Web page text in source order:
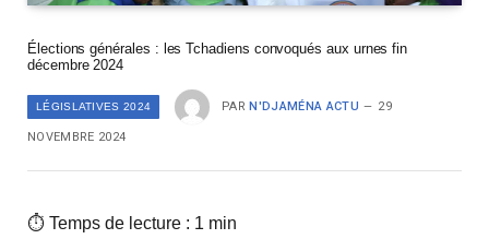
Élections générales : les Tchadiens convoqués aux urnes fin
décembre 2024
LÉGISLATIVES 2024 PAR N'DJAMÉNA ACTU 29
NOVEMBRE 2024
⏱ Temps de lecture : 1 min